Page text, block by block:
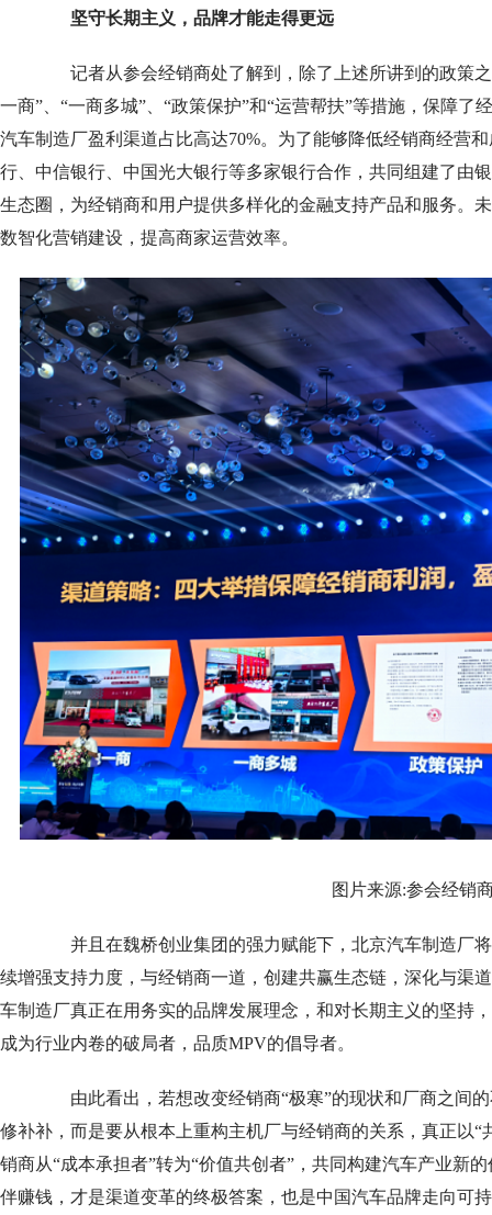
坚守长期主义，品牌才能走得更远
记者从参会经销商处了解到，除了上述所讲到的政策之
一商”、“一商多城”、“政策保护”和“运营帮扶”等措施，保障了
汽车制造厂盈利渠道占比高达70%。为了能够降低经销商经营
行、中信银行、中国光大银行等多家银行合作，共同组建了由
生态圈，为经销商和用户提供多样化的金融支持产品和服务。
数智化营销建设，提高商家运营效率。
图片来源:参会经销
并且在魏桥创业集团的强力赋能下，北京汽车制造厂将
续增强支持力度，与经销商一道，创建共赢生态链，深化与渠
车制造厂真正在用务实的品牌发展理念，和对长期主义的坚持
成为行业内卷的破局者，品质MPV的倡导者。
由此看出，若想改变经销商“极寒”的现状和厂商之间的
修补补，而是要从根本上重构主机厂与经销商的关系，真正以“
销商从“成本承担者”转为“价值共创者”，共同构建汽车产业新
伴赚钱，才是渠道变革的终极答案，也是中国汽车品牌走向可